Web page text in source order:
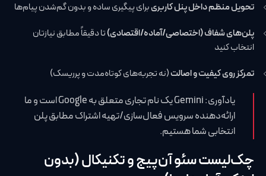
تحویل منظم داخل پنل کاربریبرای پیگیری ساده و بدون گم‌شدن پیام‌ها
پلن‌های شفاف (اختصاصی/آماده/اقتصادی)تا دقیقاً مطابق نیازتان
انتخاب کنید
تمرکز روی کیفیت و اصالت(نه تجربه‌های کوتاه‌مدت و پرریسک)
یادآوری: Gemini یک نام تجاری متعلق به Google است و ما
ارائه‌دهنده سرویس فعال‌سازی/تهیه اشتراک مطابق پلن
انتخابی شما هستیم.
چک‌لیست سئو آن‌پیج و تکنیکال (بدون